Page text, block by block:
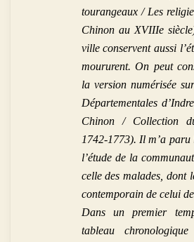
tourangeaux / Les
Chinon au XVIIIe
ville conservent aussi
moururent. On peut
la version numérisée
Départementales
Chinon / Collection
1742-1773). Il m’a
l’étude de la
celle des malades, dont
contemporain de celui
Dans un premier
tableau